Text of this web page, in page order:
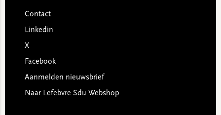
Contact
Linkedin
X
Facebook
Aanmelden nieuwsbrief
Naar Lefebvre Sdu Webshop